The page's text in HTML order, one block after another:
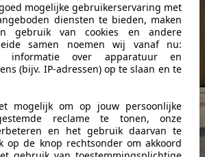
mogelijke gebruikerservaring met
diensten te bieden, maken
gebruik van cookies en andere
samen noemen wij vanaf nu:
informatie over apparatuur en
(bijv. IP-adressen) op te slaan en te
mogelijk om op jouw persoonlijke
reclame te tonen, onze
en het gebruik daarvan te
op de knop rechtsonder om akkoord